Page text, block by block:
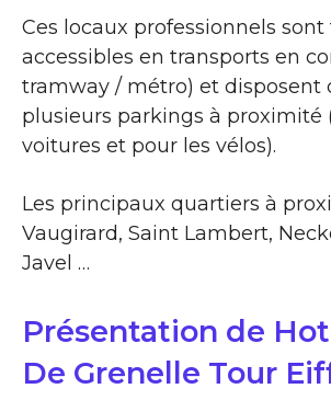
Ces locaux professionnels
accessibles en transports en
tramway / métro) et disposent
plusieurs parkings à proximité
voitures et pour les vélos).
Les principaux quartiers à
Vaugirard, Saint Lambert,
Javel …
Présentation de
De Grenelle Tour